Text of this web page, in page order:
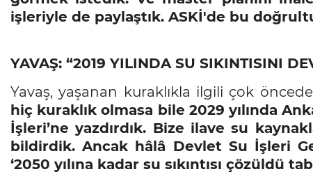
işleriyle de paylaştık. ASKİ'de bu
YAVAŞ: “2019 YILINDA SU SIKINTISINI
Yavaş, yaşanan kuraklıkla ilgili çok
hiç kuraklık olmasa bile 2029 yılında
İşleri’ne yazdırdık. Bize ilave su
bildirdik. Ancak hâlâ Devlet Su İşleri
‘2050 yılına kadar su sıkıntısı çözüldü